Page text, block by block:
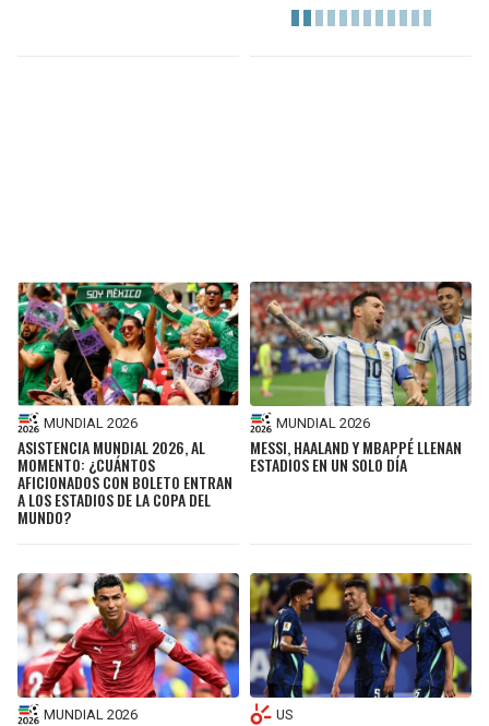
MUNDIAL 2026
ASISTENCIA MUNDIAL 2026, AL
MOMENTO: ¿CUÁNTOS
AFICIONADOS CON BOLETO ENTRAN
A LOS ESTADIOS DE LA COPA DEL
MUNDO?
MUNDIAL 2026
MESSI, HAALAND Y MBAPPÉ LLENAN
ESTADIOS EN UN SOLO DÍA
MUNDIAL 2026 US